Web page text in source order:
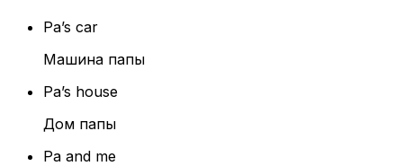
Pa’s car
Машина папы
Pa’s house
Дом папы
Pa and me